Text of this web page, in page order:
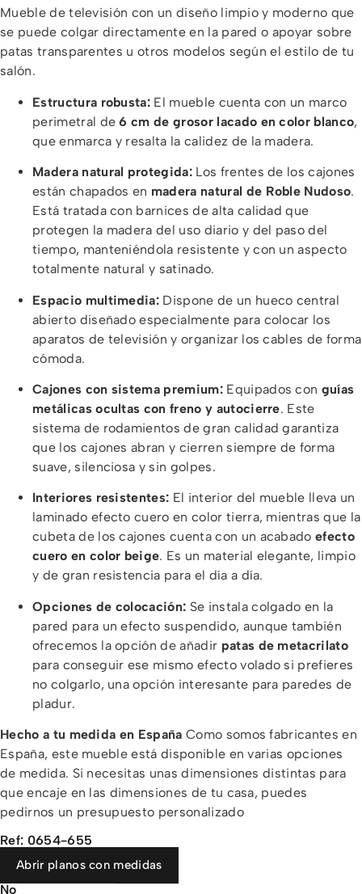
Mueble de televisión con un diseño limpio y moderno que
se puede colgar directamente en la pared o apoyar sobre
patas transparentes u otros modelos según el estilo de tu
salón.
Estructura robusta: El mueble cuenta con un marco
perimetral de6 cm de grosor lacado en color blanco,
que enmarca y resalta la calidez de la madera.
Madera natural protegida: Los frentes de los cajones
están chapados en madera natural de Roble Nudoso.
Está tratada con barnices de alta calidad que
protegen la madera del uso diario y del paso del
tiempo, manteniéndola resistente y con un aspecto
totalmente natural y satinado.
Espacio multimedia: Dispone de un hueco central
abierto diseñado especialmente para colocar los
aparatos de televisión y organizar los cables de forma
cómoda.
Cajones con sistema premium:Equipados con guías
metálicas ocultas con freno y autocierre. Este
sistema de rodamientos de gran calidad garantiza
que los cajones abran y cierren siempre de forma
suave, silenciosa y sin golpes.
Interiores resistentes: El interior del mueble lleva un
laminado efecto cuero en color tierra, mientras que la
cubeta de los cajones cuenta con un acabadoefecto
cuero en color beige. Es un material elegante, limpio
y de gran resistencia para el día a día.
Opciones de colocación: Se instala colgado en la
pared para un efecto suspendido, aunque también
ofrecemos la opción de añadir patas de metacrilato
para conseguir ese mismo efecto volado si prefieres
no colgarlo, una opción interesante para paredes de
pladur.
Hecho a tu medida en España Como somos fabricantes en
España, este mueble está disponible en varias opciones
de medida. Si necesitas unas dimensiones distintas para
que encaje en las dimensiones de tu casa, puedes
pedirnos un presupuesto personalizado
Ref: 0654-655
Abrir planos con medidas
No